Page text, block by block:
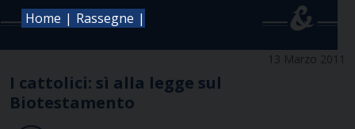
Home | Rassegne |
13 Marzo 2011
I cattolici: sì alla legge sul
Biotestamento